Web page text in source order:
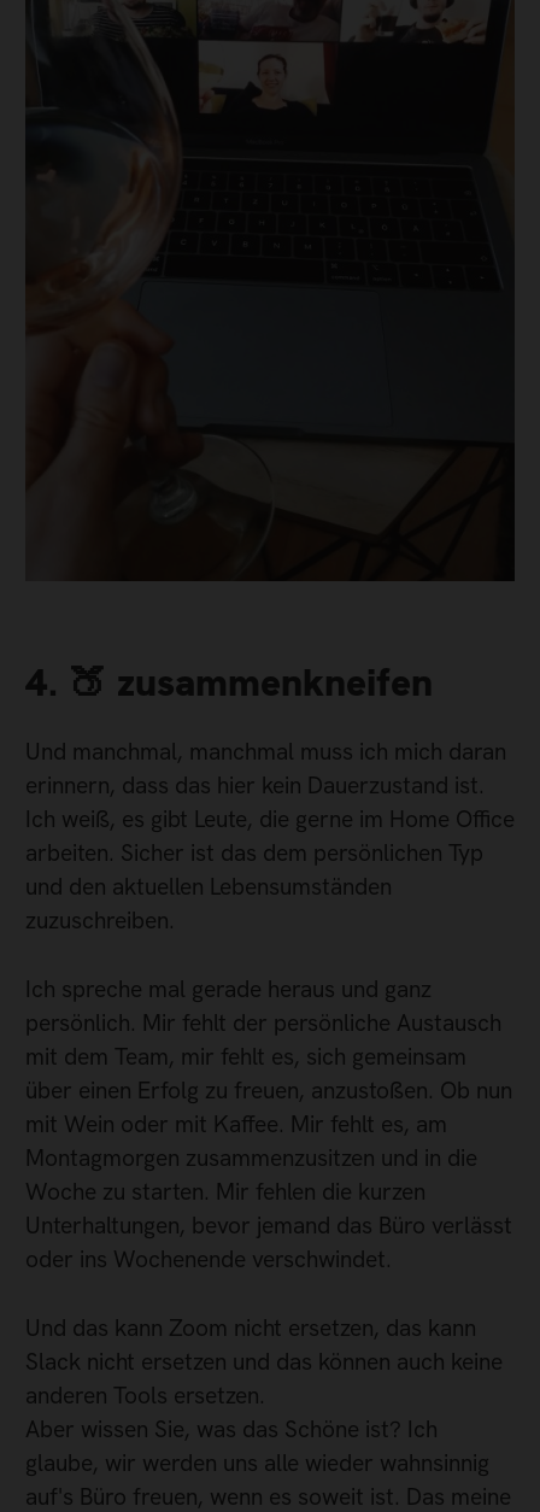
4. 🍑 zusammenkneifen
Und manchmal, manchmal muss ich mich daran
erinnern, dass das hier kein Dauerzustand ist.
Ich weiß, es gibt Leute, die gerne im Home Office
arbeiten. Sicher ist das dem persönlichen Typ
und den aktuellen Lebensumständen
zuzuschreiben.
Ich spreche mal gerade heraus und ganz
persönlich. Mir fehlt der persönliche Austausch
mit dem Team, mir fehlt es, sich gemeinsam
über einen Erfolg zu freuen, anzustoßen. Ob nun
mit Wein oder mit Kaffee. Mir fehlt es, am
Montagmorgen zusammenzusitzen und in die
Woche zu starten. Mir fehlen die kurzen
Unterhaltungen, bevor jemand das Büro verlässt
oder ins Wochenende verschwindet.
Und das kann Zoom nicht ersetzen, das kann
Slack nicht ersetzen und das können auch keine
anderen Tools ersetzen.
Aber wissen Sie, was das Schöne ist? Ich
glaube, wir werden uns alle wieder wahnsinnig
auf's Büro freuen, wenn es soweit ist. Das meine